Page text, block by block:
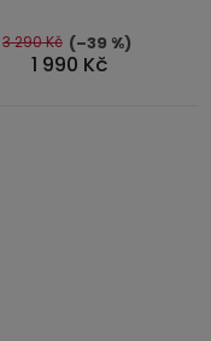
5
hvězdiček.
1 990 Kč
3 290 Kč (–39 %)